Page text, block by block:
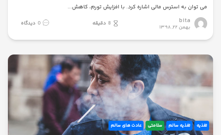
می توان به استرس مالی اشاره کرد. با افزایش تورم، کاهش
bita
بهمن ۲۲, ۱۳۹۸ 8 دقیقه 0 دیدگاه
تغذیه تغذیه سالم سلامتی عادت های سالم